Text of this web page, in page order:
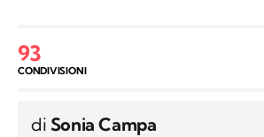
93
CONDIVISIONI
di Sonia Campa